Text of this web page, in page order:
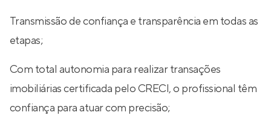
Transmissão de confiança e transparência em todas as
etapas;
Com total autonomia para realizar transações
imobiliárias certificada pelo CRECI, o profissional têm
confiança para atuar com precisão;